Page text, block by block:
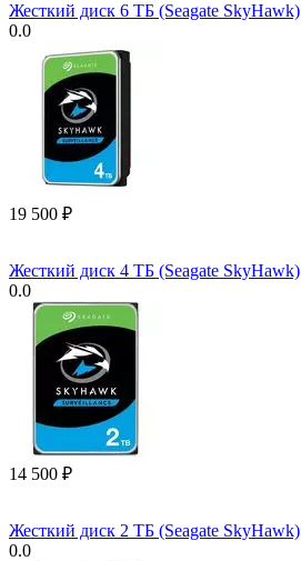
Жесткий диск 6 ТБ (Seagate SkyHawk)
0.0
19 500 ₽
Жесткий диск 4 ТБ (Seagate SkyHawk)
0.0
14 500 ₽
Жесткий диск 2 ТБ (Seagate SkyHawk)
0.0